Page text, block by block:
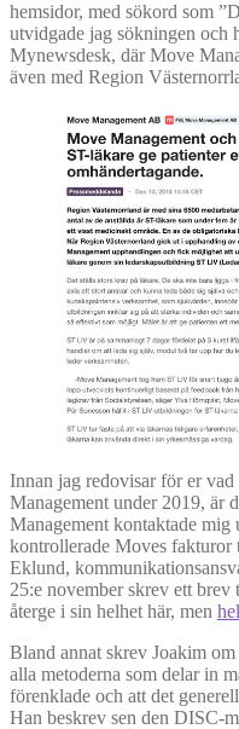
hemsidor, med sökord som
utvidgade jag sökningen och
Mynewsdesk, där Move
även med Region
Innan jag redovisar för er
Management under 2019, är
Management kontaktade mig
kontrollerade Moves
Eklund,
25:e november skrev ett
återge i sin helhet här, men
Bland annat skrev Joakim
alla metoderna som delar in
förenklade och att det
Han beskrev sen den DISC-